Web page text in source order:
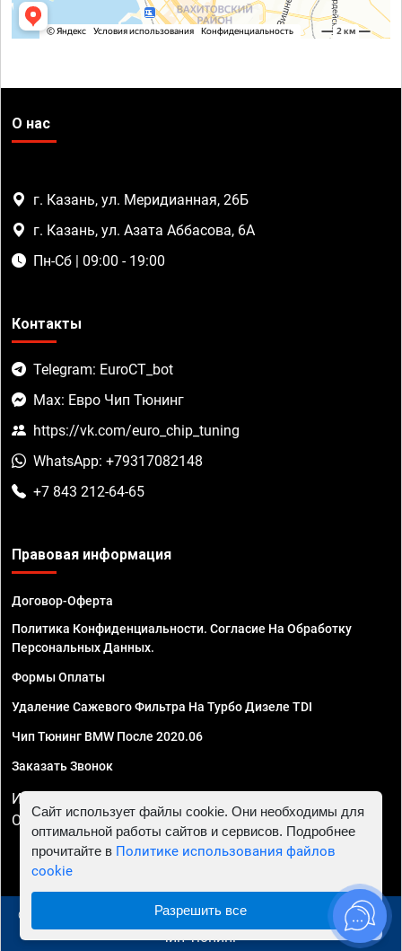
О нас
г. Казань, ул. Меридианная, 26Б
г. Казань, ул. Азата Аббасова, 6А
Пн-Сб | 09:00 - 19:00
Контакты
Telegram: EuroCT_bot
Max: Евро Чип Тюнинг
https://vk.com/euro_chip_tuning
WhatsApp: +79317082148
+7 843 212-64-65
Правовая информация
Договор-Оферта
Политика Конфиденциальности. Согласие На Обработку
Персональных Данных.
Формы Оплаты
Удаление Сажевого Фильтра На Турбо Дизеле TDI
Чип Тюнинг BMW После 2020.06
Заказать Звонок
ИП Смирнов Георгий Павлович. ИНН 781302555843,
ОГРНИП 324470400032610
© 2010 - 2026 Чип тюнинг в Казани - Автосервис "Евро
Чип Тюнинг"
Сайт использует файлы cookie. Они необходимы для
оптимальной работы сайтов и сервисов. Подробнее
прочитайте в Политике использования файлов
cookie
Разрешить все